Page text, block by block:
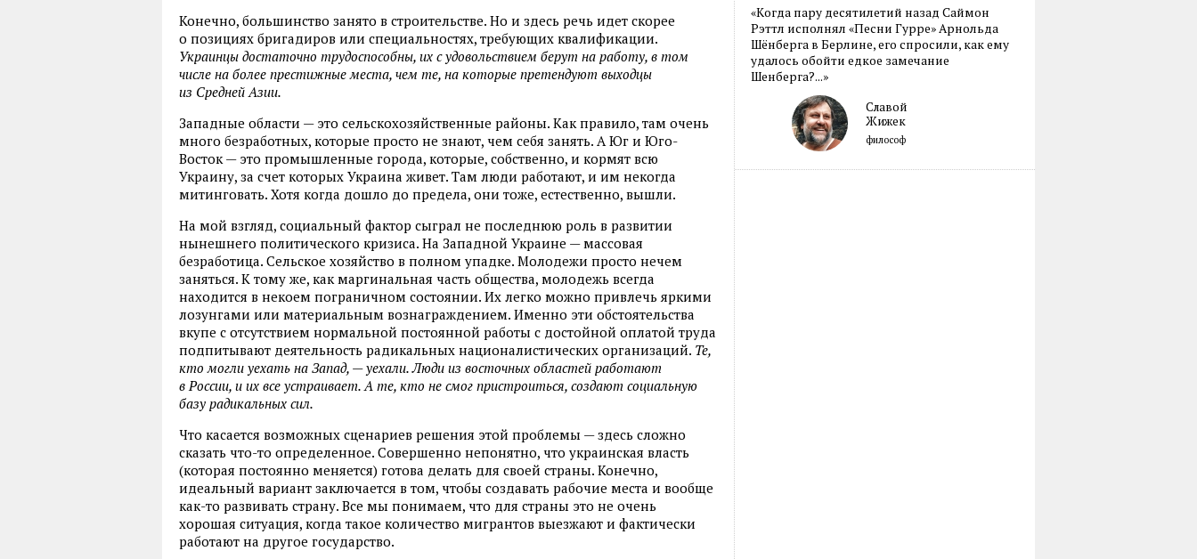
Конечно, большинство занято в строительстве. Но и здесь речь идет скорее
о позициях бригадиров или специальностях, требующих квалификации.
Украинцы достаточно трудоспособны, их с удовольствием берут на работу, в том
числе на более престижные места, чем те, на которые претендуют выходцы
из Средней Азии.
Западные области — это сельскохозяйственные районы. Как правило, там очень
много безработных, которые просто не знают, чем себя занять. А Юг и Юго-
Восток — это промышленные города, которые, собственно, и кормят всю
Украину, за счет которых Украина живет. Там люди работают, и им некогда
митинговать. Хотя когда дошло до предела, они тоже, естественно, вышли.
На мой взгляд, социальный фактор сыграл не последнюю роль в развитии
нынешнего политического кризиса. На Западной Украине — массовая
безработица. Сельское хозяйство в полном упадке. Молодежи просто нечем
заняться. К тому же, как маргинальная часть общества, молодежь всегда
находится в некоем пограничном состоянии. Их легко можно привлечь яркими
лозунгами или материальным вознаграждением. Именно эти обстоятельства
вкупе с отсутствием нормальной постоянной работы с достойной оплатой труда
подпитывают деятельность радикальных националистических организаций. Те,
кто могли уехать на Запад, — уехали. Люди из восточных областей работают
в России, и их все устраивает. А те, кто не смог пристроиться, создают социальную
базу радикальных сил.
Что касается возможных сценариев решения этой проблемы — здесь сложно
сказать что-то определенное. Совершенно непонятно, что украинская власть
(которая постоянно меняется) готова делать для своей страны. Конечно,
идеальный вариант заключается в том, чтобы создавать рабочие места и вообще
как-то развивать страну. Все мы понимаем, что для страны это не очень
хорошая ситуация, когда такое количество мигрантов выезжают и фактически
работают на другое государство.
«Когда пару десятилетий назад Саймон
Рэттл исполнял «Песни Гурре» Арнольда
Шёнберга в Берлине, его спросили, как ему
удалось обойти едкое замечание
Шенберга?...»
Славой
Жижек
философ